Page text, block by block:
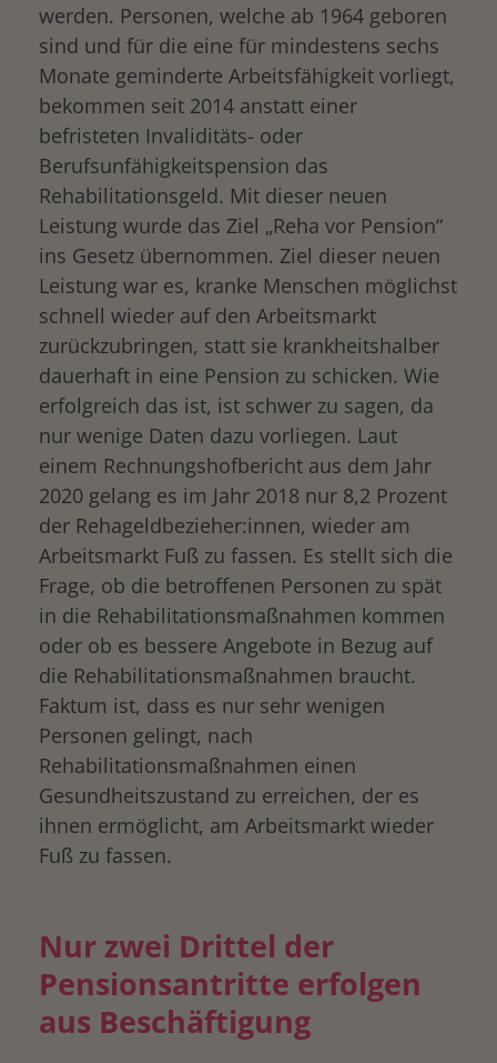
werden. Personen, welche ab 1964 geboren
sind und für die eine für mindestens sechs
Monate geminderte Arbeitsfähigkeit vorliegt,
bekommen seit 2014 anstatt einer
befristeten Invaliditäts- oder
Berufsunfähigkeitspension das
Rehabilitationsgeld. Mit dieser neuen
Leistung wurde das Ziel „Reha vor Pension“
ins Gesetz übernommen. Ziel dieser neuen
Leistung war es, kranke Menschen möglichst
schnell wieder auf den Arbeitsmarkt
zurückzubringen, statt sie krankheitshalber
dauerhaft in eine Pension zu schicken. Wie
erfolgreich das ist, ist schwer zu sagen, da
nur wenige Daten dazu vorliegen. Laut
einem Rechnungshofbericht aus dem Jahr
2020 gelang es im Jahr 2018 nur 8,2 Prozent
der Rehageldbezieher:innen, wieder am
Arbeitsmarkt Fuß zu fassen. Es stellt sich die
Frage, ob die betroffenen Personen zu spät
in die Rehabilitationsmaßnahmen kommen
oder ob es bessere Angebote in Bezug auf
die Rehabilitationsmaßnahmen braucht.
Faktum ist, dass es nur sehr wenigen
Personen gelingt, nach
Rehabilitationsmaßnahmen einen
Gesundheitszustand zu erreichen, der es
ihnen ermöglicht, am Arbeitsmarkt wieder
Fuß zu fassen.
Nur zwei Drittel der
Pensionsantritte erfolgen
aus Beschäftigung